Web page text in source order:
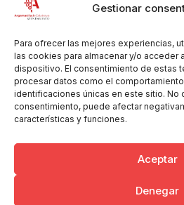
Gestionar
Para ofrecer las mejores experiencias,
las cookies para almacenar y/o acceder
dispositivo. El consentimiento de estas
procesar datos como el
identificaciones únicas en este sitio. No
consentimiento, puede afectar
características y funciones.
Aceptar
Denegar
de la Virgen
Muñoz
Muñoz,
anuncia las
Fiestas
Patronales
2026
30/07/2026